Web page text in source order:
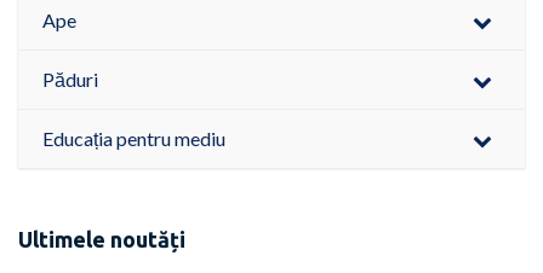
Ape
Păduri
Educația pentru mediu
Ultimele noutăți